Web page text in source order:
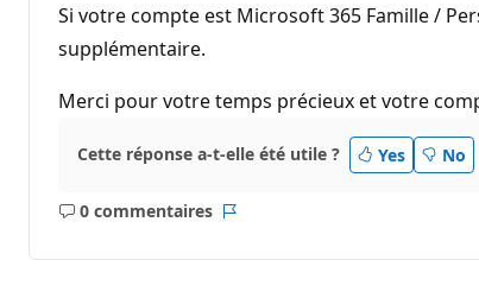
Si votre compte est Microsoft 365 Famille /
supplémentaire.
Merci pour votre temps précieux et votre
Cette réponse a-t-elle été utile ? Yes No
0 commentaires
Aucun